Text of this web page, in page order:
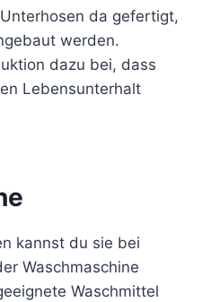
da gefertigt,
werden.
dazu bei, dass
Lebensunterhalt
kannst du sie bei
Waschmaschine
Waschmittel